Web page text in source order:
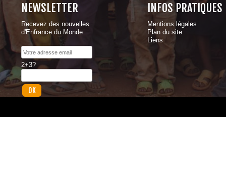
NEWSLETTER
Recevez des nouvelles
d'Enfrance du Monde
2+3?
INFOS PRATIQUES
Mentions légales
Plan du site
Liens